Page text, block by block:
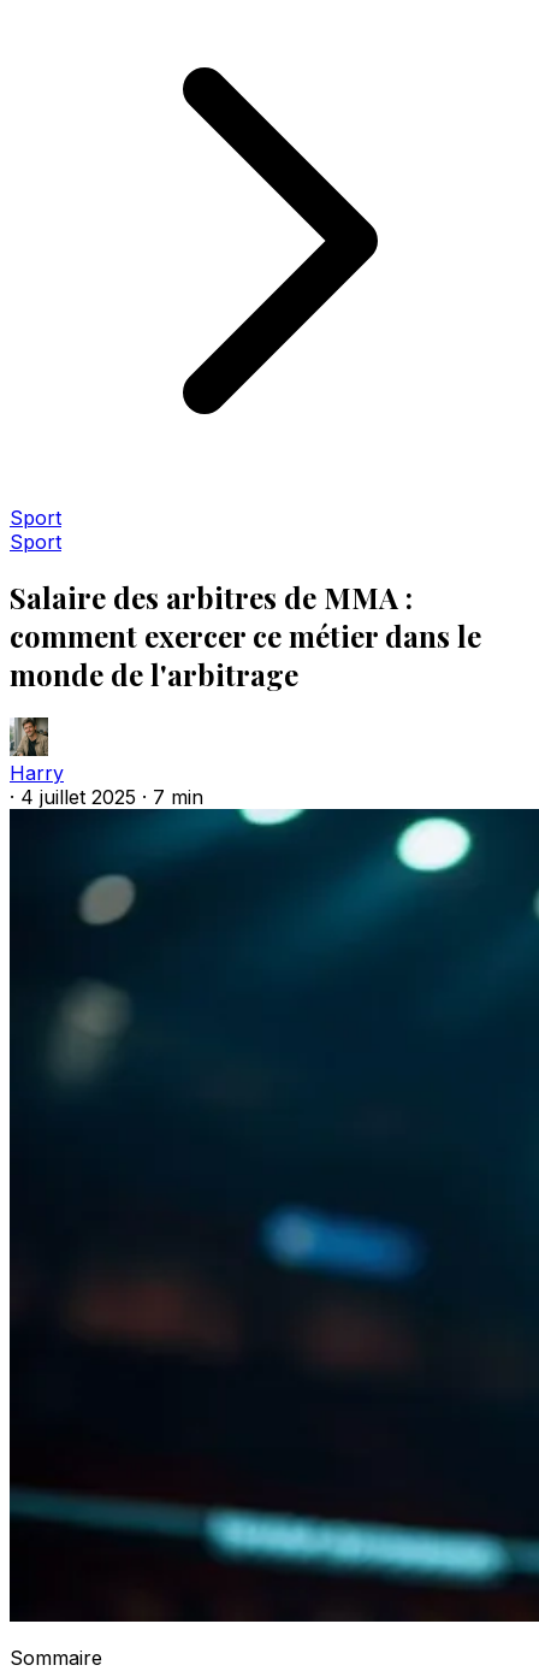
Sport
Sport
Salaire des arbitres de MMA :
comment exercer ce métier dans le
monde de l'arbitrage
Harry
· 4 juillet 2025 · 7 min
Sommaire